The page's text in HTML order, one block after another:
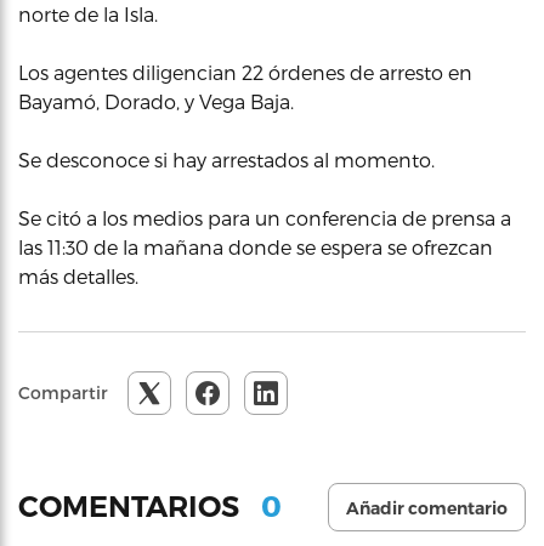
norte de la Isla.
Los agentes diligencian 22 órdenes de arresto en
Bayamó, Dorado, y Vega Baja.
Se desconoce si hay arrestados al momento.
Se citó a los medios para un conferencia de prensa a
las 11:30 de la mañana donde se espera se ofrezcan
más detalles.
Compartir
COMENTARIOS 0 Añadir comentario